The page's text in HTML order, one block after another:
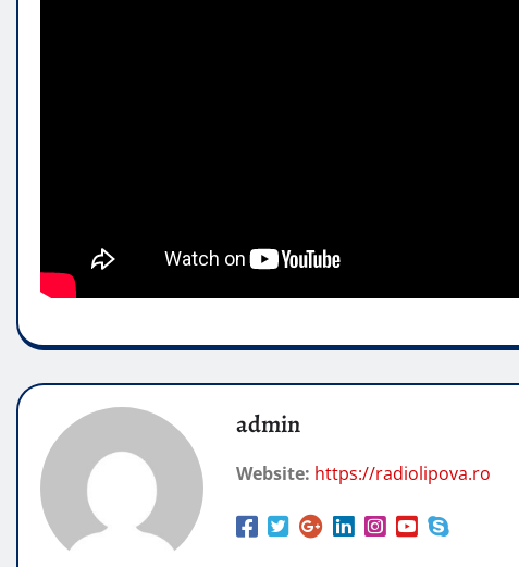
admin
Website: https://radiolipova.ro